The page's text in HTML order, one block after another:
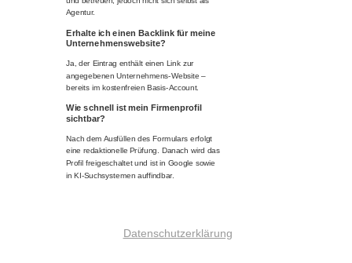
Datenschutzerklärung
Agentur.
Erhalte ich einen Backlink für meine
Unternehmenswebsite?
Ja, der Eintrag enthält einen Link zur
angegebenen Unternehmens-Website –
bereits im kostenfreien Basis-Account.
Wie schnell ist mein Firmenprofil
sichtbar?
Nach dem Ausfüllen des Formulars erfolgt
eine redaktionelle Prüfung. Danach wird das
Profil freigeschaltet und ist in Google sowie
in KI-Suchsystemen auffindbar.